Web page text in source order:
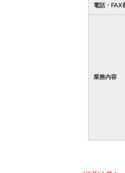
電話・FAX
業務内容